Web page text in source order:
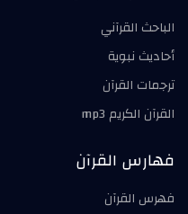
الباحث القرآني
أحاديث نبوية
ترجمات القرآن
القرآن الكريم mp3
فهارس القرآن
فهرس القرآن